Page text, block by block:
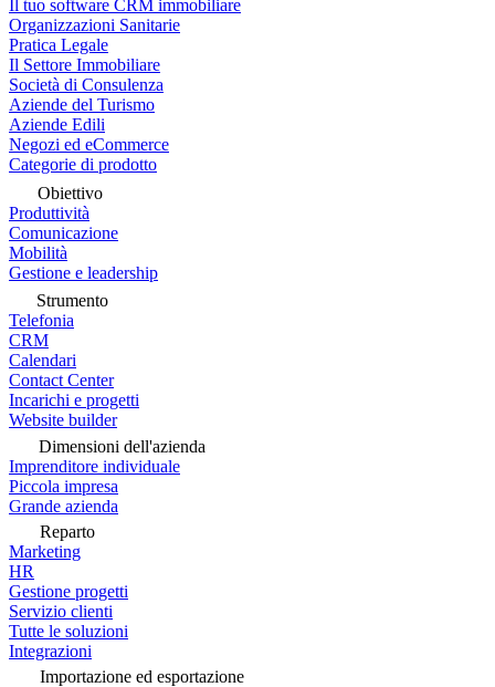
Il tuo software CRM immobiliare
Organizzazioni Sanitarie
Pratica Legale
Il Settore Immobiliare
Società di Consulenza
Aziende del Turismo
Aziende Edili
Negozi ed eCommerce
Categorie di prodotto
Obiettivo
Produttività
Comunicazione
Mobilità
Gestione e leadership
Strumento
Telefonia
CRM
Calendari
Contact Center
Incarichi e progetti
Website builder
Dimensioni dell'azienda
Imprenditore individuale
Piccola impresa
Grande azienda
Reparto
Marketing
HR
Gestione progetti
Servizio clienti
Tutte le soluzioni
Integrazioni
Importazione ed esportazione